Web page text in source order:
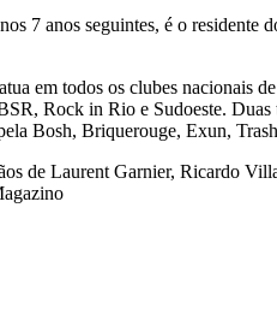
7 anos seguintes, é o residente
em todos os clubes
Rock in Rio e Sudoeste.
Bosh, Briquerouge, Exun,
de Laurent Garnier, Ricardo